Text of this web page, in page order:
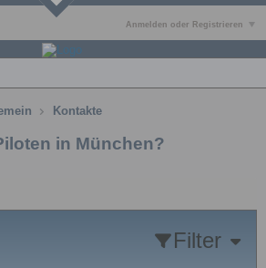
Anmelden oder Registrieren
Kontakte
in München?
Filter